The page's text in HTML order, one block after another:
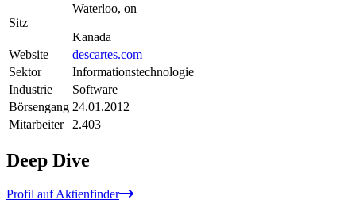
Sitz
Waterloo, on
Kanada
Website
descartes.com
Sektor
Informationstechnologie
Industrie
Software
Börsengang 24.01.2012
Mitarbeiter
2.403
Deep Dive
Profil auf Aktienfinder